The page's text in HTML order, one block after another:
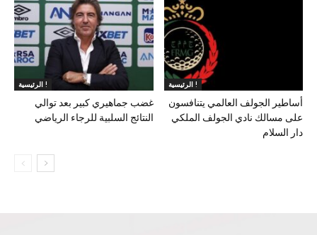
الرئيسية !
غضب جماهيري كبير بعد توالي
النتائج السلبية للرجاء الرياضي
الرئيسية !
أساطير الجولف العالمي يتنافسون
على مسالك نادي الجولف الملكي
دار السلام